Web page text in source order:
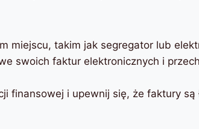
miejscu, takim jak segregator lub
swoich faktur elektronicznych i
finansowej i upewnij się, że faktury są